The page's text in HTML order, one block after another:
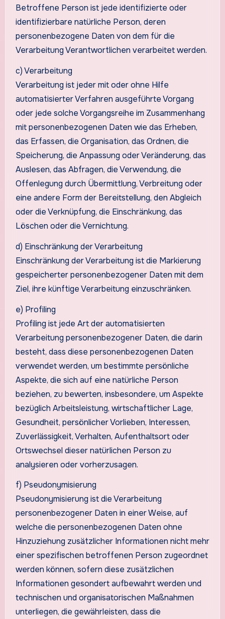
Betroffene Person ist jede identifizierte oder
identifizierbare natürliche Person, deren
personenbezogene Daten von dem für die
Verarbeitung Verantwortlichen verarbeitet werden.
c) Verarbeitung
Verarbeitung ist jeder mit oder ohne Hilfe
automatisierter Verfahren ausgeführte Vorgang
oder jede solche Vorgangsreihe im Zusammenhang
mit personenbezogenen Daten wie das Erheben,
das Erfassen, die Organisation, das Ordnen, die
Speicherung, die Anpassung oder Veränderung, das
Auslesen, das Abfragen, die Verwendung, die
Offenlegung durch Übermittlung, Verbreitung oder
eine andere Form der Bereitstellung, den Abgleich
oder die Verknüpfung, die Einschränkung, das
Löschen oder die Vernichtung.
d) Einschränkung der Verarbeitung
Einschränkung der Verarbeitung ist die Markierung
gespeicherter personenbezogener Daten mit dem
Ziel, ihre künftige Verarbeitung einzuschränken.
e) Profiling
Profiling ist jede Art der automatisierten
Verarbeitung personenbezogener Daten, die darin
besteht, dass diese personenbezogenen Daten
verwendet werden, um bestimmte persönliche
Aspekte, die sich auf eine natürliche Person
beziehen, zu bewerten, insbesondere, um Aspekte
bezüglich Arbeitsleistung, wirtschaftlicher Lage,
Gesundheit, persönlicher Vorlieben, Interessen,
Zuverlässigkeit, Verhalten, Aufenthaltsort oder
Ortswechsel dieser natürlichen Person zu
analysieren oder vorherzusagen.
f) Pseudonymisierung
Pseudonymisierung ist die Verarbeitung
personenbezogener Daten in einer Weise, auf
welche die personenbezogenen Daten ohne
Hinzuziehung zusätzlicher Informationen nicht mehr
einer spezifischen betroffenen Person zugeordnet
werden können, sofern diese zusätzlichen
Informationen gesondert aufbewahrt werden und
technischen und organisatorischen Maßnahmen
unterliegen, die gewährleisten, dass die